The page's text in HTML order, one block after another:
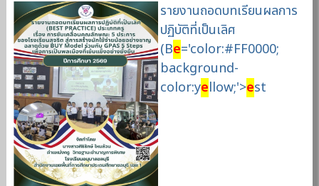
รายงานถอดบทเรียนผลการ
ปฏิบัติที่เป็นเลิศ
(Be='color:#FF0000;
background-
color:yellow;'>est